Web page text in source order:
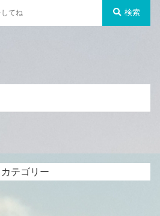
検索
カテゴリー